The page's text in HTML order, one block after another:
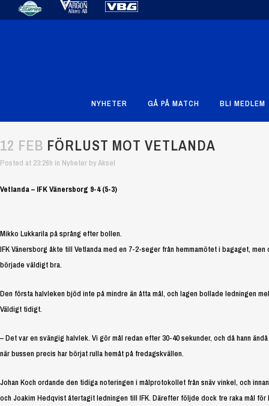
NYHETER GÅ PÅ MATCH BLI MEDLEM
12 FEB FÖRLUST MOT VETLANDA
Posted at 23:26h in Nyheter byAksel
Vetlanda – IFK Vänersborg 9-4 (5-3)
Mikko Lukkarila på språng efter bollen.
IFK Vänersborg åkte till Vetlanda med en 7-2-seger från hemmamötet i bagaget,
började väldigt bra.
Den första halvleken bjöd inte på mindre än åtta mål, och lagen bollade ledningen
Väldigt tidigt.
– Det var en svängig halvlek. Vi gör mål redan efter 30-40 sekunder, och då hann
när bussen precis har börjat rulla hemåt på fredagskvällen.
Johan Koch ordande den tidiga noteringen i målprotokollet från snäv vinkel, och
och Joakim Hedqvist återtagit ledningen till IFK. Därefter följde dock tre raka mål